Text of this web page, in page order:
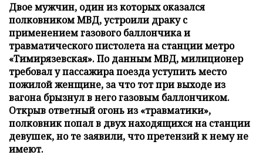
Двое мужчин, один из которых оказался
полковником МВД, устроили драку с
применением газового баллончика и
травматического пистолета на станции метро
«Тимирязевская». По данным МВД, милиционер
требовал у пассажира поезда уступить место
пожилой женщине, за что тот при выходе из
вагона брызнул в него газовым баллончиком.
Открыв ответный огонь из «травматики»,
полковник попал в двух находящихся на станции
девушек, но те заявили, что претензий к нему не
имеют.